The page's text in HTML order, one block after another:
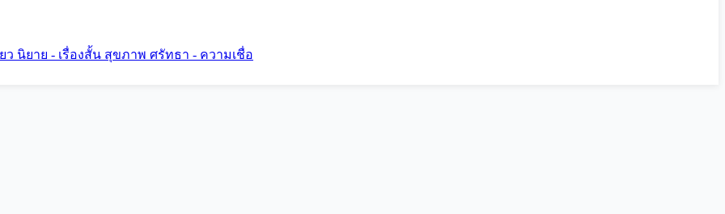
ว นิยาย - เรื่องสั้น สุขภาพ ศรัทธา - ความเชื่อ